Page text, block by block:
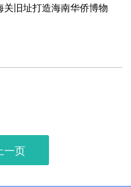
旧址打造海南华侨博物
一页